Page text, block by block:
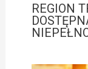
REGION